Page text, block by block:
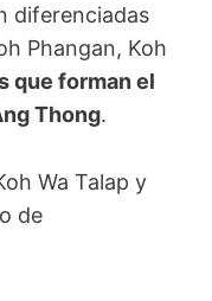
diferenciadas
Phangan, Koh
que forman el
Thong.
Wa Talap y
de